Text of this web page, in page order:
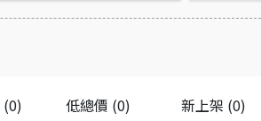
(0) 低總價 (0) 新上架 (0)